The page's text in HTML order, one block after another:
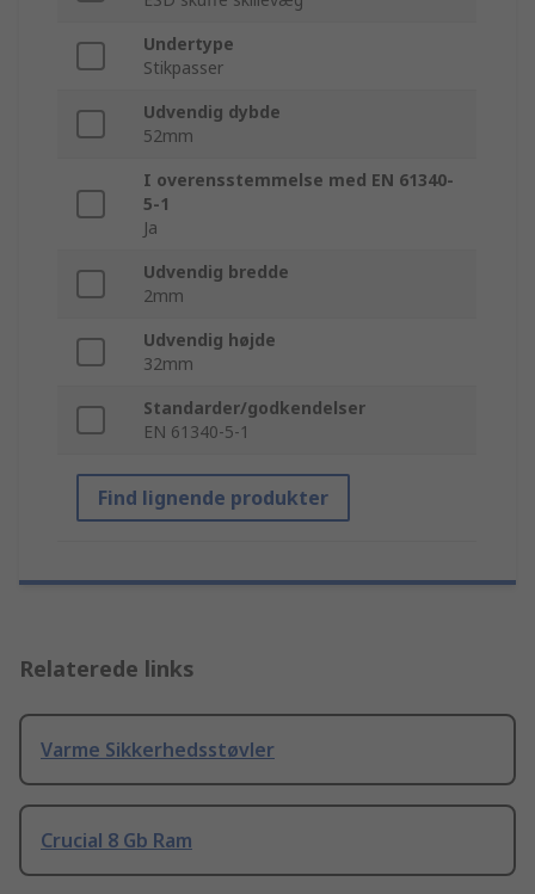
Undertype
Stikpasser
Udvendig dybde
52mm
I overensstemmelse med EN 61340-
5-1
Ja
Udvendig bredde
2mm
Udvendig højde
32mm
Standarder/godkendelser
EN 61340-5-1
Find lignende produkter
Relaterede links
Varme Sikkerhedsstøvler
Crucial 8 Gb Ram